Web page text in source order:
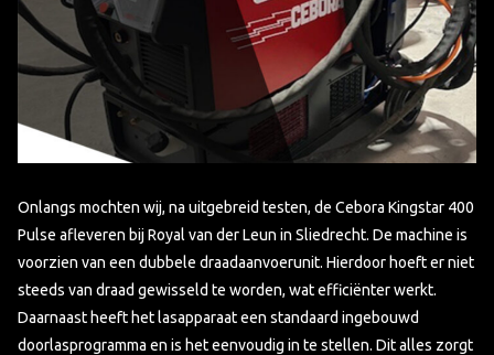
Onlangs mochten wij, na uitgebreid testen, de Cebora Kingstar 400
Pulse afleveren bij Royal van der Leun in Sliedrecht. De machine is
voorzien van een dubbele draadaanvoerunit. Hierdoor hoeft er niet
steeds van draad gewisseld te worden, wat efficiënter werkt.
Daarnaast heeft het lasapparaat een standaard ingebouwd
doorlasprogramma en is het eenvoudig in te stellen. Dit alles zorgt